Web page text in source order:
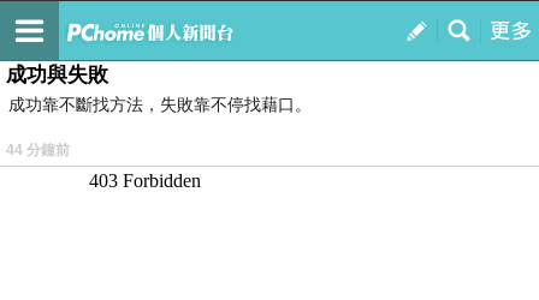
我的
最新文章
成功與失敗
成功靠不斷找方法，失敗靠不停找藉口。
44 分鐘前